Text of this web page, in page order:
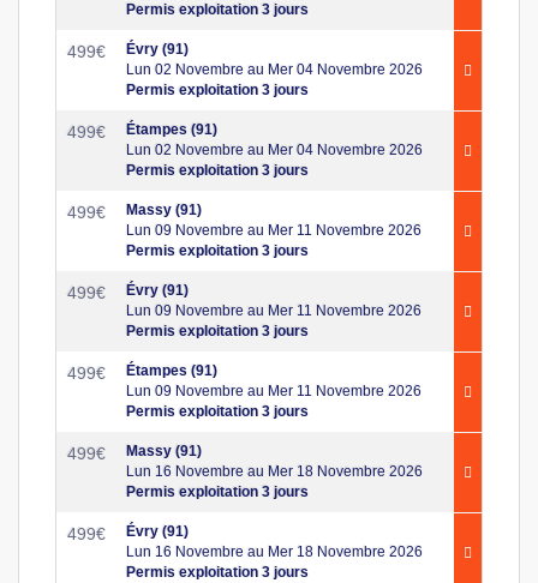
Permis exploitation 3 jours
499€
Évry (91)
Lun 02 Novembre au Mer 04 Novembre 2026
Permis exploitation 3 jours
499€
Étampes (91)
Lun 02 Novembre au Mer 04 Novembre 2026
Permis exploitation 3 jours
499€
Massy (91)
Lun 09 Novembre au Mer 11 Novembre 2026
Permis exploitation 3 jours
499€
Évry (91)
Lun 09 Novembre au Mer 11 Novembre 2026
Permis exploitation 3 jours
499€
Étampes (91)
Lun 09 Novembre au Mer 11 Novembre 2026
Permis exploitation 3 jours
499€
Massy (91)
Lun 16 Novembre au Mer 18 Novembre 2026
Permis exploitation 3 jours
499€
Évry (91)
Lun 16 Novembre au Mer 18 Novembre 2026
Permis exploitation 3 jours